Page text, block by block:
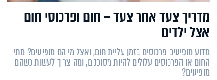
מדריך צעד אחר צעד – חום ופרכוסי חום
אצל ילדים
מדוע מופיעים פרכוסים בזמן עליית חום, ואצל מי הם מופיעים? מתי
החום או הפרכוסים עלולים להיות מסוכנים, ומה צריך לעשות כשהם
מופיעים?